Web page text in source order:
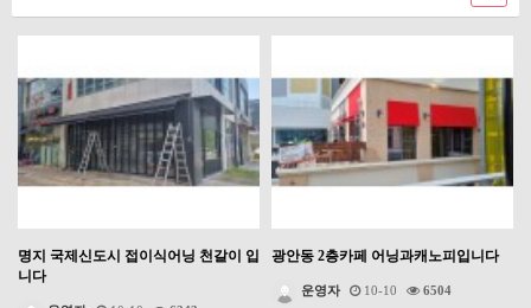
명지 국제신도시 접이식어닝 천갈이 입
니다
광안동 2층카페 어닝과캐노피입니다
운영자 10-10 6504